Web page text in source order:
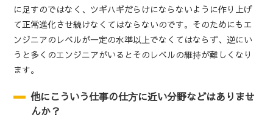
に足すのではなく、ツギハギだらけにならないように作り上げ
て正常進化させ続けなくてはならないのです。そのためにもエ
ンジニアのレベルが一定の水準以上でなくてはならず、逆にい
うと多くのエンジニアがいるとそのレベルの維持が難しくなり
ます。
他にこういう仕事の仕方に近い分野などはありませ
んか？